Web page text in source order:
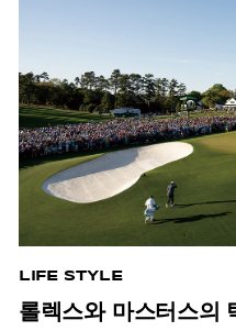
LIFE STYLE
롤렉스와 마스터스의